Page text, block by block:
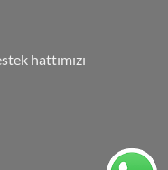
hattımızı